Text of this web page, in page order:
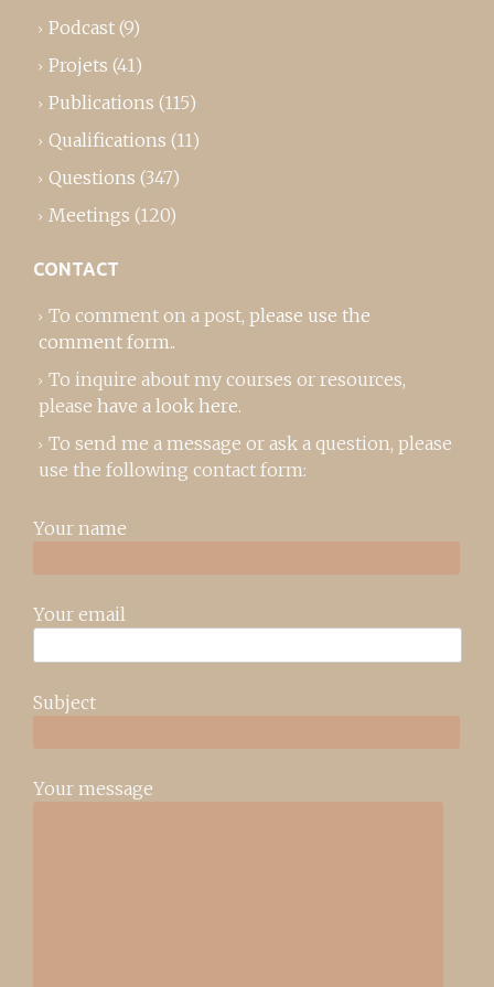
Podcast (9)
Projets (41)
Publications (115)
Qualifications (11)
Questions (347)
Meetings (120)
CONTACT
To comment on a post, please use the
comment form..
To inquire about my courses or resources,
please have a look here.
To send me a message or ask a question, please
use the following contact form:
Your name
Your email
Subject
Your message